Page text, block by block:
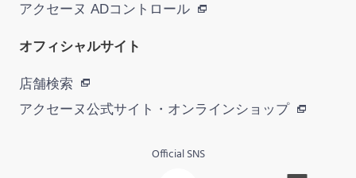
アクセーヌ ADコントロール
オフィシャルサイト
店舗検索
アクセーヌ公式サイト・ オンラインショップ
Official SNS